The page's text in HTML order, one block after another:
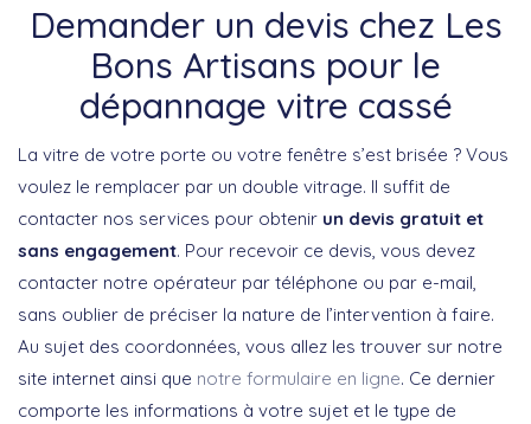
Demander un devis chez Les
Bons Artisans pour le
dépannage vitre cassé
La vitre de votre porte ou votre fenêtre s’est brisée ? Vous
voulez le remplacer par un double vitrage. Il suffit de
contacter nos services pour obtenir un devis gratuit et
sans engagement. Pour recevoir ce devis, vous devez
contacter notre opérateur par téléphone ou par e-mail,
sans oublier de préciser la nature de l’intervention à faire.
Au sujet des coordonnées, vous allez les trouver sur notre
site internet ainsi que notre formulaire en ligne. Ce dernier
comporte les informations à votre sujet et le type de